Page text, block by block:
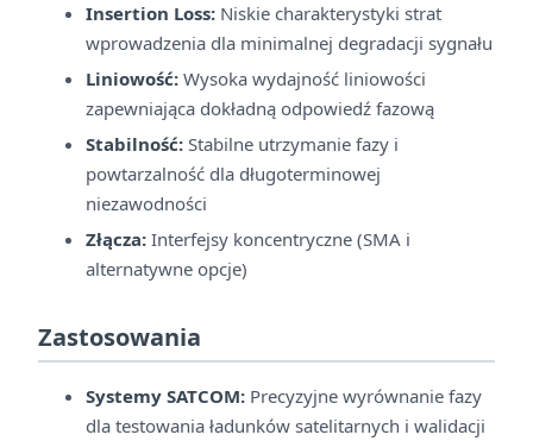
Insertion Loss: Niskie charakterystyki strat
wprowadzenia dla minimalnej degradacji sygnału
Liniowość: Wysoka wydajność liniowości
zapewniająca dokładną odpowiedź fazową
Stabilność: Stabilne utrzymanie fazy i
powtarzalność dla długoterminowej
niezawodności
Złącza: Interfejsy koncentryczne (SMA i
alternatywne opcje)
Zastosowania
Systemy SATCOM: Precyzyjne wyrównanie fazy
dla testowania ładunków satelitarnych i walidacji